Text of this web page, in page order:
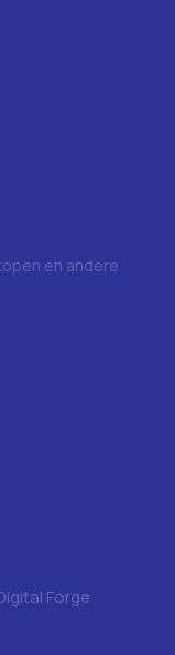
en andere
Forge